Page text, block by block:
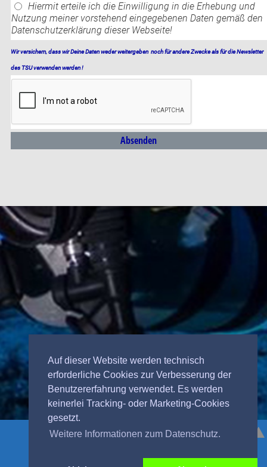
Auf dieser Website werden technisch
erforderliche Cookies zur Verbesserung der
Benutzererfahrung verwendet. Es werden
keinerlei Tracking- oder Marketing-Cookies
gesetzt.
Weitere Informationen zum Datenschutz.
Hiermit erteile ich die Einwilligung in die Erhebung und
Nutzung meiner vorstehend eingegebenen Daten gemäß den
Datenschutzerklärung dieser Webseite!
Wir versichern, dass wir Deine Daten weder weitergeben noch für andere Zwecke als für die Newsletter
des TSU verwenden werden !
Absenden